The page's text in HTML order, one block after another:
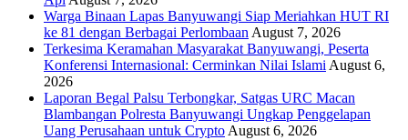
Warga Binaan Lapas Banyuwangi Siap Meriahkan HUT RI
ke 81 dengan Berbagai Perlombaan August 7, 2026
Terkesima Keramahan Masyarakat Banyuwangi, Peserta
Konferensi Internasional: Cerminkan Nilai Islami August 6,
2026
Laporan Begal Palsu Terbongkar, Satgas URC Macan
Blambangan Polresta Banyuwangi Ungkap Penggelapan
Uang Perusahaan untuk Crypto August 6, 2026